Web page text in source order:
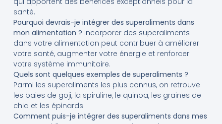
santé.
Pourquoi devrais-je intégrer des superaliments dans
mon alimentation ? Incorporer des superaliments
dans votre alimentation peut contribuer à améliorer
votre santé, augmenter votre énergie et renforcer
votre système immunitaire.
Quels sont quelques exemples de superaliments ?
Parmi les superaliments les plus connus, on retrouve
les baies de goji, la spiruline, le quinoa, les graines de
chia et les épinards.
Comment puis-je intégrer des superaliments dans mes